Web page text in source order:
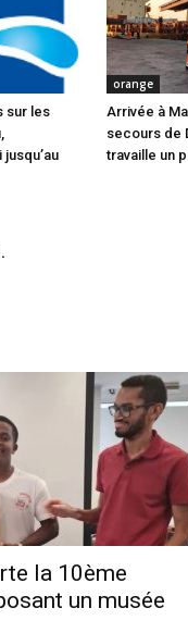
sur les
orange
Arrivée à
secours de
travaille un
la 10ème
un musée